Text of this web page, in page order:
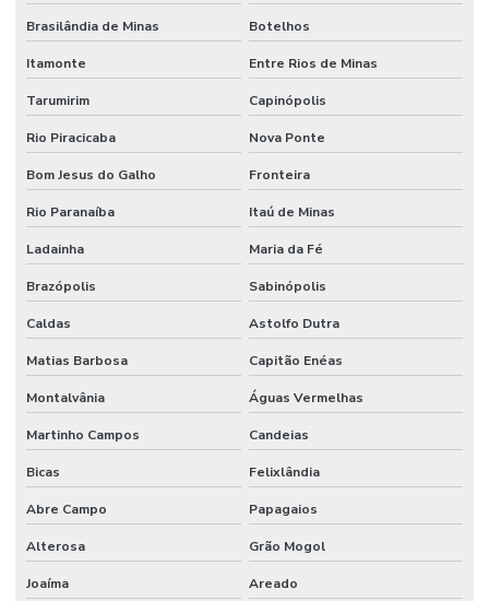
Brasilândia de Minas Botelhos
Itamonte Entre Rios de Minas
Tarumirim Capinópolis
Rio Piracicaba Nova Ponte
Bom Jesus do Galho Fronteira
Rio Paranaíba Itaú de Minas
Ladainha Maria da Fé
Brazópolis Sabinópolis
Caldas Astolfo Dutra
Matias Barbosa Capitão Enéas
Montalvânia Águas Vermelhas
Martinho Campos Candeias
Bicas Felixlândia
Abre Campo Papagaios
Alterosa Grão Mogol
Joaíma Areado